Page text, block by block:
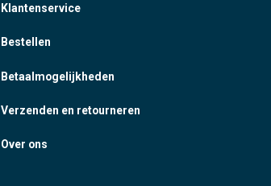
Klantenservice
Bestellen
Betaalmogelijkheden
Verzenden en retourneren
Over ons